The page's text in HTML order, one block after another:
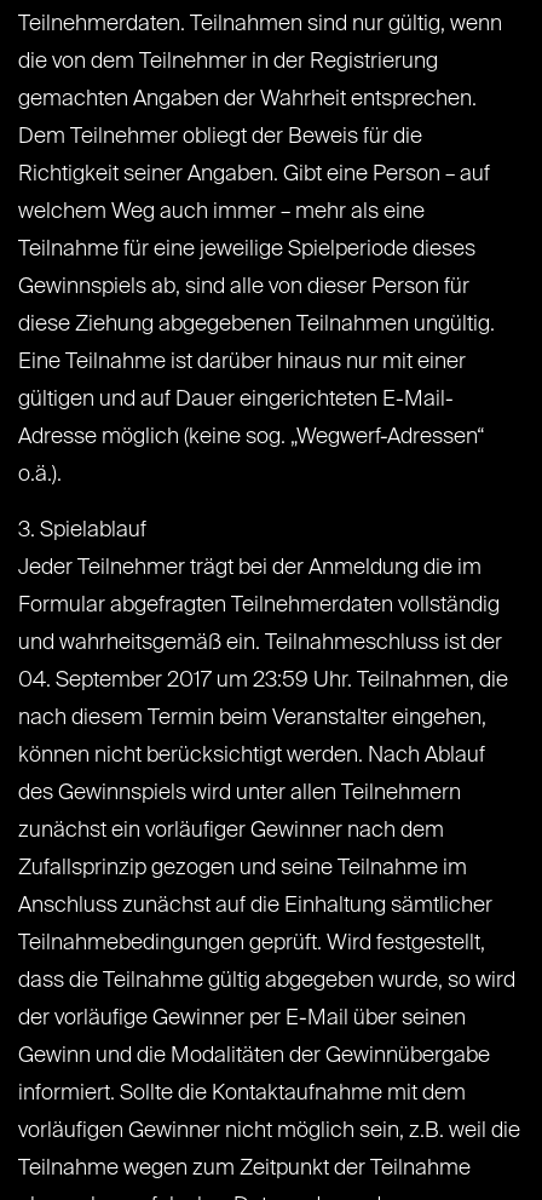
Teilnehmerdaten. Teilnahmen sind nur gültig, wenn
die von dem Teilnehmer in der Registrierung
gemachten Angaben der Wahrheit entsprechen.
Dem Teilnehmer obliegt der Beweis für die
Richtigkeit seiner Angaben. Gibt eine Person – auf
welchem Weg auch immer – mehr als eine
Teilnahme für eine jeweilige Spielperiode dieses
Gewinnspiels ab, sind alle von dieser Person für
diese Ziehung abgegebenen Teilnahmen ungültig.
Eine Teilnahme ist darüber hinaus nur mit einer
gültigen und auf Dauer eingerichteten E-Mail-
Adresse möglich (keine sog. „Wegwerf-Adressen“
o.ä.).
3. Spielablauf
Jeder Teilnehmer trägt bei der Anmeldung die im
Formular abgefragten Teilnehmerdaten vollständig
und wahrheitsgemäß ein. Teilnahmeschluss ist der
04. September 2017 um 23:59 Uhr. Teilnahmen, die
nach diesem Termin beim Veranstalter eingehen,
können nicht berücksichtigt werden. Nach Ablauf
des Gewinnspiels wird unter allen Teilnehmern
zunächst ein vorläufiger Gewinner nach dem
Zufallsprinzip gezogen und seine Teilnahme im
Anschluss zunächst auf die Einhaltung sämtlicher
Teilnahmebedingungen geprüft. Wird festgestellt,
dass die Teilnahme gültig abgegeben wurde, so wird
der vorläufige Gewinner per E-Mail über seinen
Gewinn und die Modalitäten der Gewinnübergabe
informiert. Sollte die Kontaktaufnahme mit dem
vorläufigen Gewinner nicht möglich sein, z.B. weil die
Teilnahme wegen zum Zeitpunkt der Teilnahme